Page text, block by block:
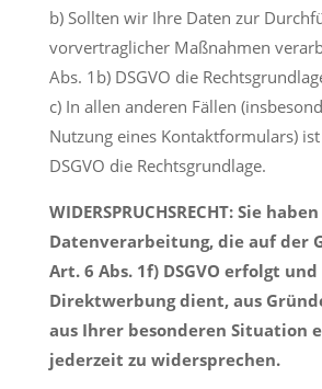
b) Sollten wir Ihre Daten zur
vorvertraglicher Maßnahmen
Abs. 1b) DSGVO die
c) In allen anderen Fällen
Nutzung eines Kontaktformulars)
DSGVO die Rechtsgrundlage.
WIDERSPRUCHSRECHT: Sie
Datenverarbeitung, die auf der
Art. 6 Abs. 1f) DSGVO erfolgt
Direktwerbung dient, aus
aus Ihrer besonderen Situation
jederzeit zu widersprechen.